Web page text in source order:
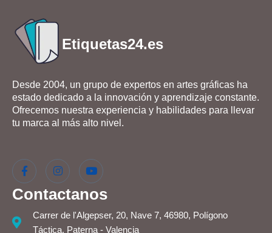
Etiquetas24.es
Desde 2004, un grupo de expertos en artes gráficas ha
estado dedicado a la innovación y aprendizaje constante.
Ofrecemos nuestra experiencia y habilidades para llevar
tu marca al más alto nivel.
Contactanos
Carrer de l'Algepser, 20, Nave 7, 46980, Polígono
Táctica. Paterna - Valencia